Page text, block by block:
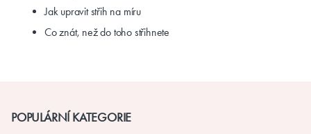
Jak upravit střih na míru
Co znát, než do toho střihnete
POPULÁRNÍ KATEGORIE